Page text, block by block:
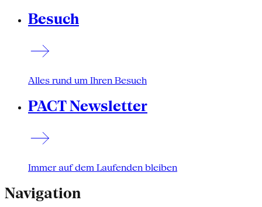
Besuch
Alles rund um Ihren Besuch
PACT Newsletter
Immer auf dem Laufenden bleiben
Navigation